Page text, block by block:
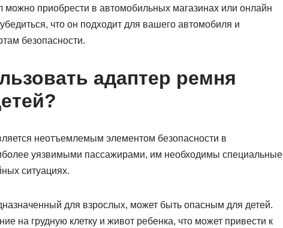
можно приобрести в автомобильных магазинах или онлайн
что он подходит для вашего автомобиля и
безопасности.
адаптер ремня
неотъемлемым элементом безопасности в
уязвимыми пассажирами, им необходимы специальные
ситуациях.
для взрослых, может быть опасным для детей.
на грудную клетку и живот ребенка, что может привести к